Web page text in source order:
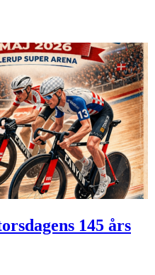
145 års